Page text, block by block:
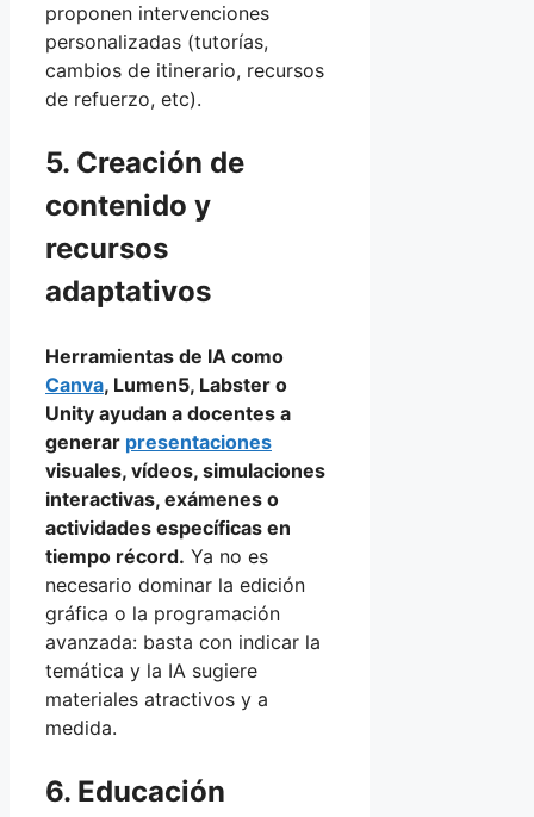
proponen intervenciones
personalizadas (tutorías,
cambios de itinerario, recursos
de refuerzo, etc).
5. Creación de
contenido y
recursos
adaptativos
Herramientas de IA como
Canva, Lumen5, Labster o
Unity ayudan a docentes a
generar presentaciones
visuales, vídeos, simulaciones
interactivas, exámenes o
actividades específicas en
tiempo récord. Ya no es
necesario dominar la edición
gráfica o la programación
avanzada: basta con indicar la
temática y la IA sugiere
materiales atractivos y a
medida.
6. Educación